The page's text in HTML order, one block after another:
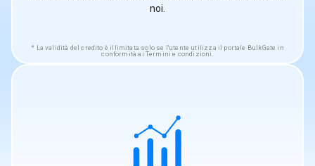
noi.
La validità del credito è illimitata solo se l'utente utilizza il portale BulkGate in
conformità ai Termini e condizioni.